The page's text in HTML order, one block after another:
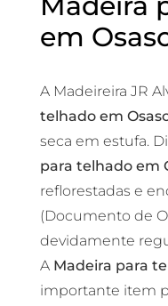
em
A Madeireira JR
telhado em
seca em estufa.
para telhado em
reflorestadas e
(Documento de
devidamente
A Madeira para
importante item